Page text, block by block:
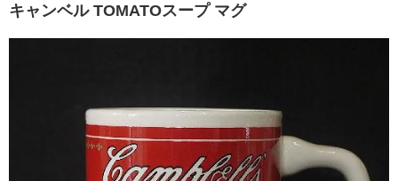
キャンベル TOMATOスープ マグ